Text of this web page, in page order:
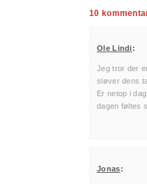
10
Ole Lindi:
Jeg tror der
sløver dens
Er netop i
dagen føltes
Jonas: